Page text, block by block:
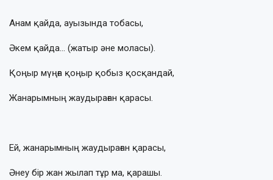
Анам қайда, ауызында тобасы,
Әкем қайда… (жатыр әне моласы).
Қоңыр мүңға қоңыр қобыз қосқандай,
Жанарымның жаудыраған қарасы.
Ей, жанарымның жаудыраған қарасы,
Әнеу бір жан жылап тұр ма, қарашы.